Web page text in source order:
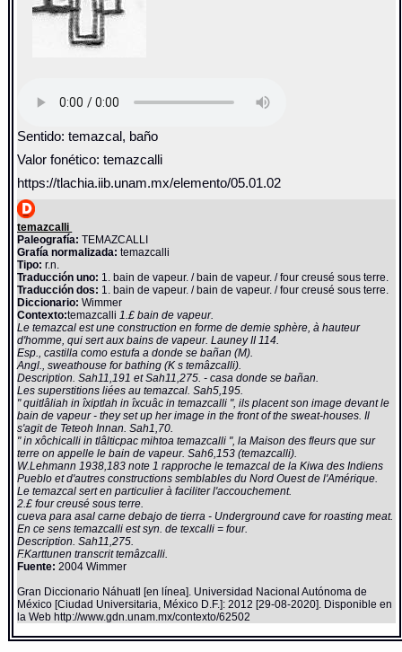
Sentido: temazcal, baño
Valor fonético: temazcalli
https://tlachia.iib.unam.mx/elemento/05.01.02
temazcalli
Paleografía: TEMAZCALLI
Grafía normalizada: temazcalli
Tipo: r.n.
Traducción uno: 1. bain de vapeur. / bain de vapeur. / four creusé sous terre.
Traducción dos: 1. bain de vapeur. / bain de vapeur. / four creusé sous terre.
Diccionario:Wimmer
Contexto:temazcalli 1.£ bain de vapeur.
Le temazcal est une construction en forme de demie sphère, à hauteur
d'homme, qui sert aux bains de vapeur. Launey II 114.
Esp., castilla como estufa a donde se bañan (M).
Angl., sweathouse for bathing (K s temâzcalli).
Description. Sah11,191 et Sah11,275. - casa donde se bañan.
Les superstitions liées au temazcal. Sah5,195.
" quitlâliah in îxiptlah in îxcuâc in temazcalli ", ils placent son image devant le
bain de vapeur - they set up her image in the front of the sweat-houses. Il
s'agit de Teteoh Innan. Sah1,70.
" in xôchicalli in tlâlticpac mihtoa temazcalli ", la Maison des fleurs que sur
terre on appelle le bain de vapeur. Sah6,153 (temazcalli).
W.Lehmann 1938,183 note 1 rapproche le temazcal de la Kiwa des Indiens
Pueblo et d'autres constructions semblables du Nord Ouest de l'Amérique.
Le temazcal sert en particulier à faciliter l'accouchement.
2.£ four creusé sous terre.
cueva para asal carne debajo de tierra - Underground cave for roasting meat.
En ce sens temazcalli est syn. de texcalli = four.
Description. Sah11,275.
F.Karttunen transcrit temâzcalli.
Fuente: 2004 Wimmer
Gran Diccionario Náhuatl [en línea]. Universidad Nacional Autónoma de
México [Ciudad Universitaria, México D.F.]: 2012 [29-08-2020]. Disponible en
la Web http://www.gdn.unam.mx/contexto/62502